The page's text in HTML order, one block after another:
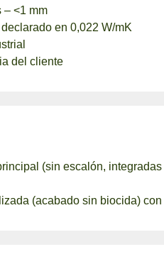
– <1 mm
en 0,022 W/mK
del cliente
(sin escalón,
(acabado sin biocida)